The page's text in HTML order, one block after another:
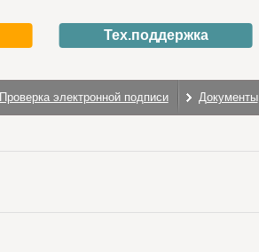
Тех.поддержка
Проверка электронной подписи Документы